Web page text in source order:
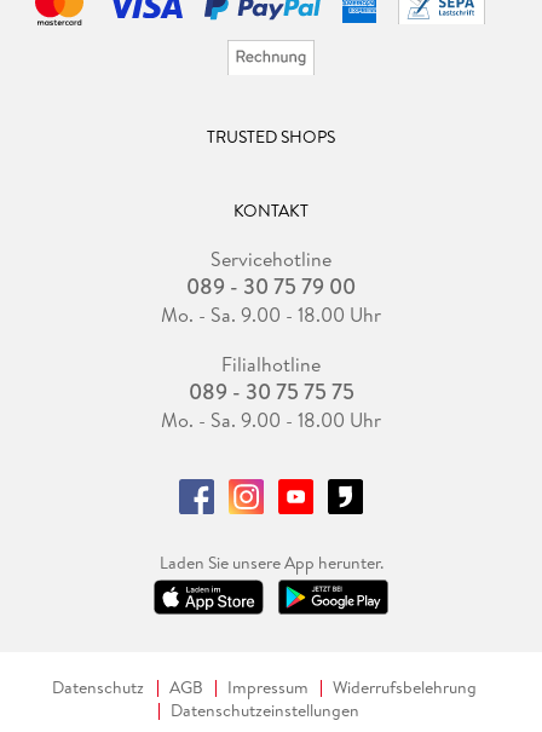
TRUSTED SHOPS
KONTAKT
Servicehotline
089 - 30 75 79 00
Mo. - Sa. 9.00 - 18.00 Uhr
Filialhotline
089 - 30 75 75 75
Mo. - Sa. 9.00 - 18.00 Uhr
Laden Sie unsere App herunter.
Datenschutz AGB Impressum
Widerrufsbelehrung
Datenschutzeinstellungen